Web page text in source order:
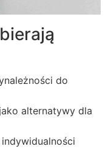
do
alternatywy dla